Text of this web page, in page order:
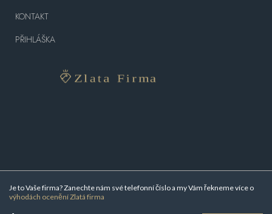
Je to Vaše firma? Zanechte nám své telefonní číslo a my Vám řekneme více o
výhodách ocenění Zlatá firma
KONTAKT
PŘIHLÁŠKA